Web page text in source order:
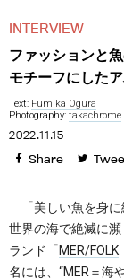
INTERVIEW
ファッションと
モチーフにした
Text: Fumika Ogura
Photography: takachrome
2022.11.15
Share
「美しい魚を身に
世界の海で絶滅に
ランド「MER/FOLK
名には、“MER＝海